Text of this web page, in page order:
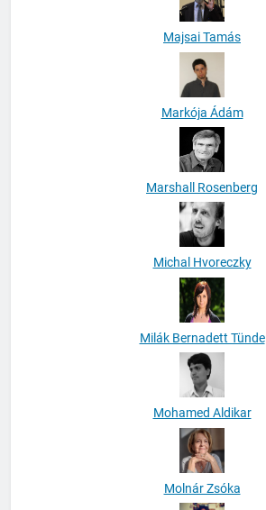
Majsai Tamás
Markója Ádám
Marshall Rosenberg
Michal Hvoreczky
Milák Bernadett Tünde
Mohamed Aldikar
Molnár Zsóka